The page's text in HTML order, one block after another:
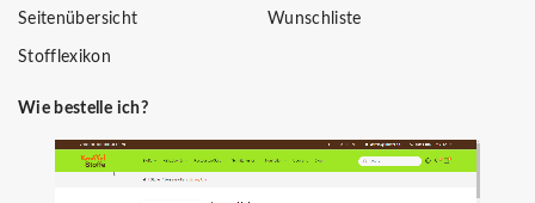
Seitenübersicht
Stofflexikon
Wunschliste
Wie bestelle ich?